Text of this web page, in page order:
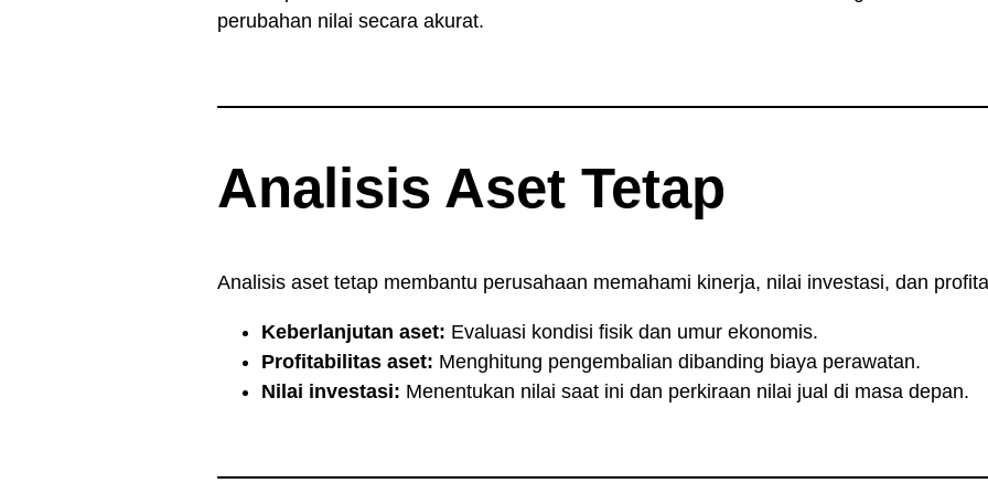
perubahan nilai secara akurat.
Analisis Aset Tetap
Analisis aset tetap membantu perusahaan memahami kinerja, nilai investasi, dan
Keberlanjutan aset: Evaluasi kondisi fisik dan umur ekonomis.
Profitabilitas aset: Menghitung pengembalian dibanding biaya perawatan.
Nilai investasi: Menentukan nilai saat ini dan perkiraan nilai jual di masa depan.